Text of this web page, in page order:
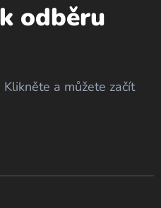
odběru
a můžete začít